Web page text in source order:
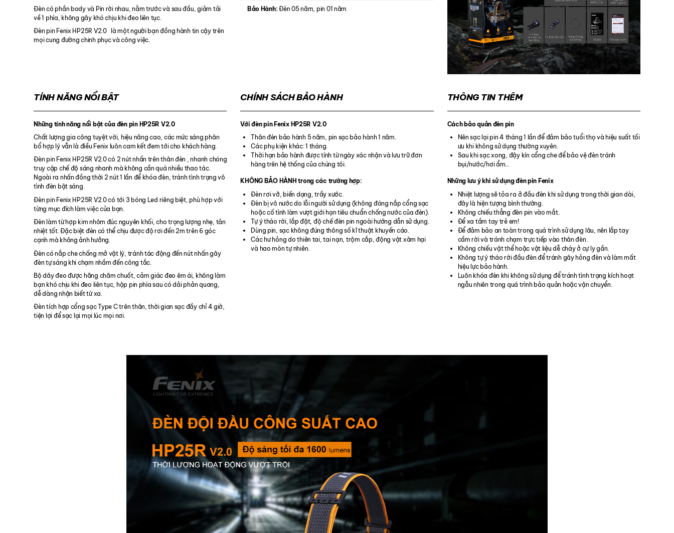
Đèn có phần body và Pin rời nhau, nằm trước và sau đầu, giảm tải
về 1 phía, không gây khó chịu khi đeo liên tục.
Đèn pin Fenix HP25R V2.0 là một người bạn đồng hành tin cậy trên
mọi cung đường chinh phục và công việc.
Bảo Hành:Đèn 05 năm, pin 01 năm
TÍNH NĂNG NỔI BẬT
Những tính năng nổi bật của đèn pin HP25R V2.0
Chất lượng gia công tuyệt vời, hiệu năng cao, các mức sáng phân
bổ hợp lý vẫn là điều Fenix luôn cam kết đem tới cho khách hàng.
Đèn pin Fenix HP25R V2.0 có 2 nút nhấn trên thân đèn , nhanh chóng
truy cập chế độ sáng nhanh mà không cần quá nhiều thao tác.
Ngoài ra nhấn đồng thời 2 nút 1 lần để khóa đèn, tránh tình trạng vô
tình đèn bật sáng.
Đèn pin Fenix HP25R V2.0 có tới 3 bóng Led riêng biệt, phù hợp với
từng mục đích làm việc của bạn.
Đèn làm từ hợp kim nhôm đúc nguyên khối, cho trọng lượng nhẹ, tản
nhiệt tốt. Đặc biệt đèn có thể chịu được độ rơi đến 2m trên 6 góc
cạnh mà không ảnh hưởng.
Đèn có nắp che chống mở vật lý, tránh tác động đến nút nhấn gây
đèn tự sáng khi chạm nhầm đến công tắc.
Bộ dây đeo được hãng chăm chuốt, cảm giác đeo êm ái, không làm
bạn khó chịu khi đeo liên tục, hộp pin phía sau có dải phản quang,
dễ dàng nhận biết từ xa.
Đèn tích hợp cổng sạc Type C trên thân, thời gian sạc đầy chỉ 4 giờ,
tiện lợi để sạc lại mọi lúc mọi nơi.
CHÍNH SÁCH BẢO HÀNH
Với đèn pin Fenix HP25R V2.0
Thân đèn bảo hành 5 năm, pin sạc bảo hành 1 năm.
Các phụ kiện khác: 1 tháng.
Thời hạn bảo hành được tính từ ngày xác nhận và lưu trữ đơn
hàng trên hệ thống của chúng tôi.
KHÔNG BẢO HÀNH trong các trường hợp:
Đèn rơi vỡ, biến dạng, trầy xước.
Đèn bị vô nước do lỗi người sử dụng (không đóng nắp cổng sạc
hoặc cố tình làm vượt giới hạn tiêu chuẩn chống nước của đèn).
Tự ý tháo rời, lắp đặt, độ chế đèn pin ngoài hướng dẫn sử dụng.
Dùng pin, sạc không đúng thông số kĩ thuật khuyến cáo.
Các hư hỏng do thiên tai, tai nạn, trộm cắp, động vật xâm hại
và hao mòn tự nhiên.
THÔNG TIN THÊM
Cách bảo quản đèn pin
Nên sạc lại pin 4 tháng 1 lần để đảm bảo tuổi thọ và hiệu suất tối
ưu khi không sử dụng thường xuyên.
Sau khi sạc xong, đậy kín cổng che để bảo vệ đèn tránh
bụi/nước/hơi ẩm…
Những lưu ý khi sử dụng đèn pin Fenix
Nhiệt lượng sẽ tỏa ra ở đầu đèn khi sử dụng trong thời gian dài,
đây là hiện tượng bình thường.
Không chiếu thẳng đèn pin vào mắt.
Để xa tầm tay trẻ em!
Để đảm bảo an toàn trong quá trình sử dụng lâu, nên lắp tay
cầm rời và tránh chạm trực tiếp vào thân đèn.
Không chiếu vật thể hoặc vật liệu dễ cháy ở cự ly gần.
Không tự ý tháo rời đầu đèn để tránh gây hỏng đèn và làm mất
hiệu lực bảo hành.
Luôn khóa đèn khi không sử dụng để tránh tình trạng kích hoạt
ngẫu nhiên trong quá trình bảo quản hoặc vận chuyển.